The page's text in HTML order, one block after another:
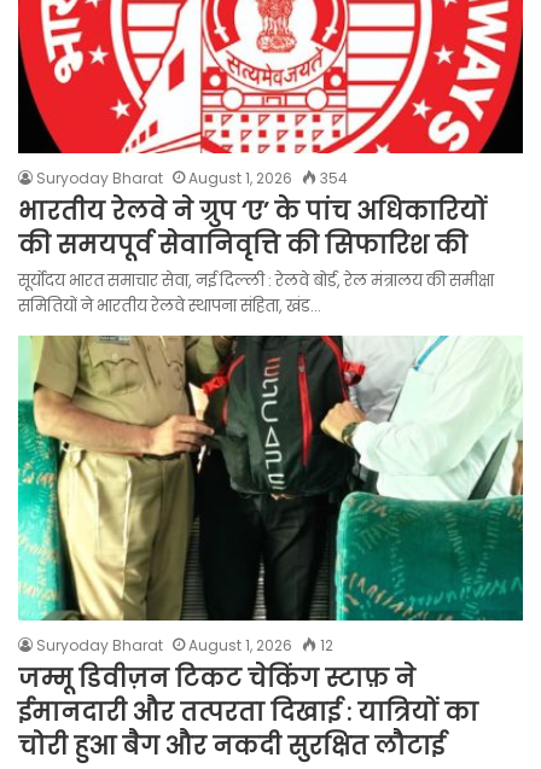
Suryoday Bharat August 1, 2026 354
भारतीय रेलवे ने ग्रुप ‘ए’ के पांच अधिकारियों
की समयपूर्व सेवानिवृत्ति की सिफारिश की
सूर्योदय भारत समाचार सेवा, नई दिल्ली : रेलवे बोर्ड, रेल मंत्रालय की समीक्षा
समितियों ने भारतीय रेलवे स्थापना संहिता, खंड…
Suryoday Bharat August 1, 2026 12
जम्मू डिवीज़न टिकट चेकिंग स्टाफ़ ने
ईमानदारी और तत्परता दिखाई : यात्रियों का
चोरी हुआ बैग और नकदी सुरक्षित लौटाई